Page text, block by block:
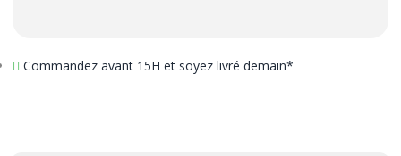
Commandez avant 15H et soyez livré demain*